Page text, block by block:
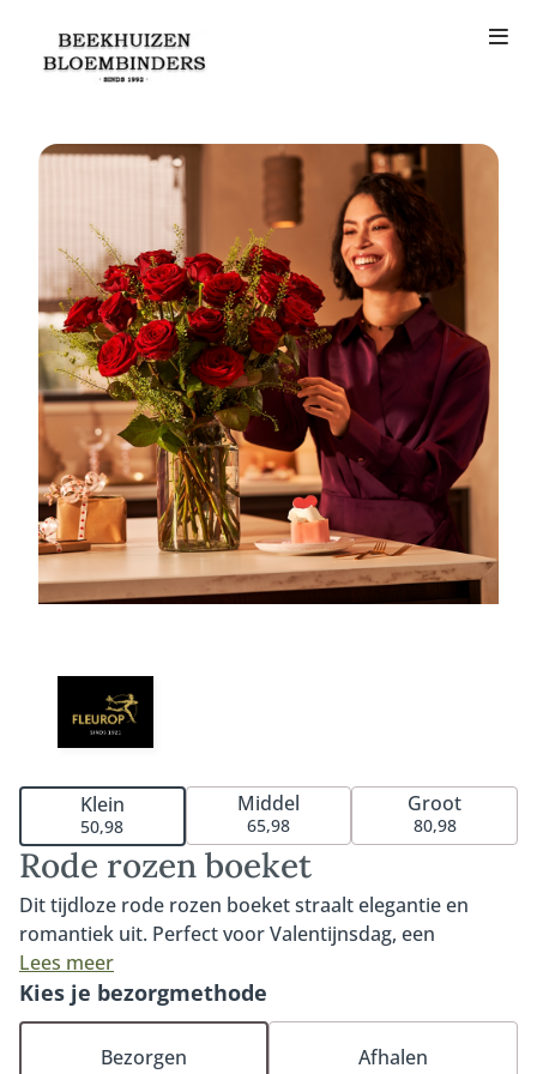
Rode rozen boeket
Dit tijdloze rode rozen boeket straalt elegantie en
romantiek uit. Perfect voor Valentijnsdag, een
jubileum of zomaar een liefdevol gebaar. De diepe
rode kleur en fluweelzachte blaadjes van de Red
Naomi roos maken dit boeket extra bijzonder. Met een
grote knop, een steel van minimaal 60 centimeter lang
Lees meer
Klein
50,98
Middel
65,98
Groot
80,98
Kies je bezorgmethode
Bezorgen Afhalen